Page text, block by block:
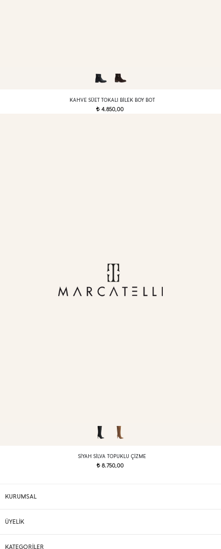
KAHVE SÜET TOKALI BILEK BOY BOT
t 4.850,00
SIYAH SILVA TOPUKLU ÇIZME
t8.750,00
KURUMSAL
ÜYELİK
KATEGORİLER